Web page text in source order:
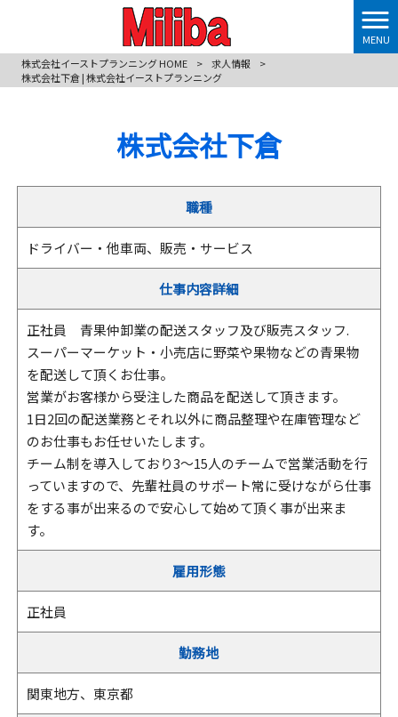
MENU
株式会社イーストプランニング HOME
> 求人情報
>
株式会社下倉 | 株式会社イーストプランニング
株式会社下倉
職種
ドライバー・他車両、販売・サービス
仕事内容詳細
正社員 青果仲卸業の配送スタッフ及び販売スタッフ.
スーパーマーケット・小売店に野菜や果物などの青果物
を配送して頂くお仕事。
営業がお客様から受注した商品を配送して頂きます。
1日2回の配送業務とそれ以外に商品整理や在庫管理など
のお仕事もお任せいたします。
チーム制を導入しており3～15人のチームで営業活動を行
っていますので、先輩社員のサポート常に受けながら仕事
をする事が出来るので安心して始めて頂く事が出来ま
す。
雇用形態
正社員
勤務地
関東地方、東京都